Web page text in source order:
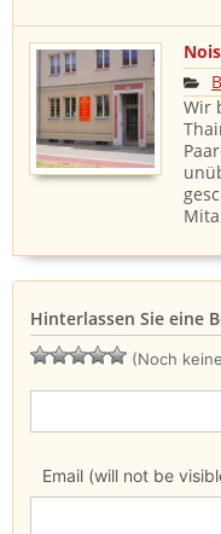
Wir
Hinterlassen Sie eine
(Noch
Email (will not be